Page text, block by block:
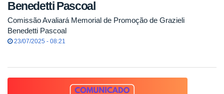
Benedetti Pascoal
Comissão Avaliará Memorial de Promoção de Grazieli
Benedetti Pascoal
23/07/2025 - 08:21